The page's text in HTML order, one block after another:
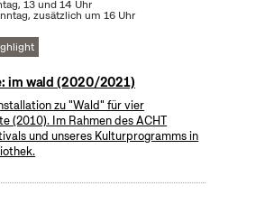
13 und 14 Uhr
zusätzlich um 16 Uhr
im wald (2020/2021)
zu "Wald" für vier
(2010). Im Rahmen des ACHT
und unseres Kulturprogramms in